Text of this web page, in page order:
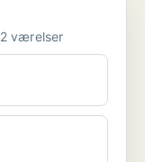
Andelsbolig til salg i 3000 Helsingør 2 værelser